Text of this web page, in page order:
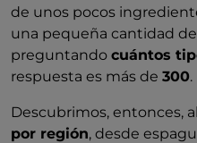
de unos pocos
una pequeña cantidad de
preguntando cuántos
respuesta es más de 300.
Descubrimos, entonces,
por región, desde